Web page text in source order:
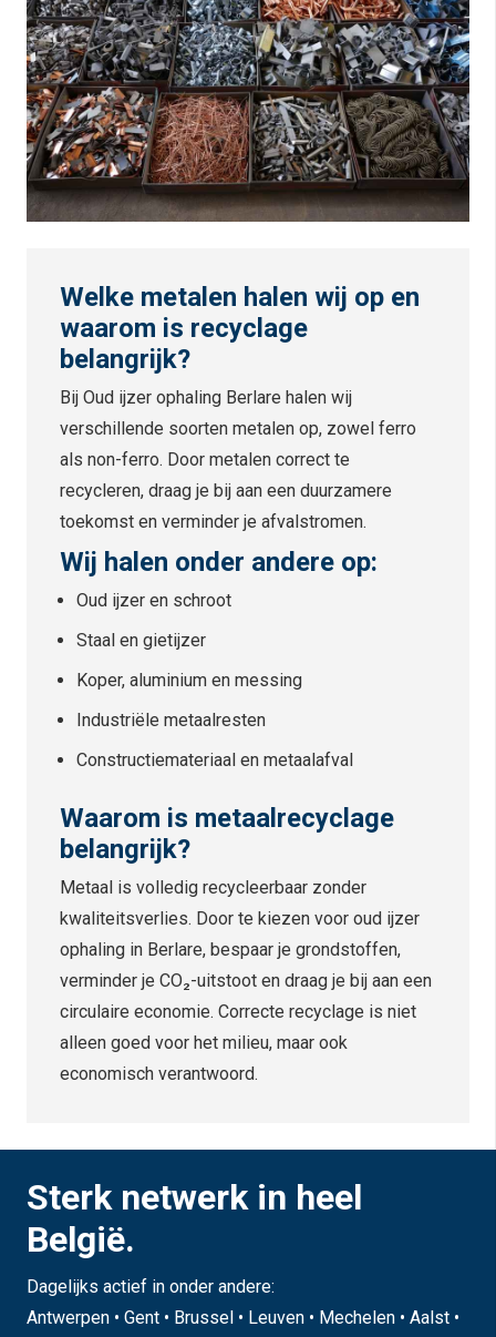
Welke metalen halen wij op en
waarom is recyclage
belangrijk?
Bij Oud ijzer ophaling Berlare halen wij
verschillende soorten metalen op, zowel ferro
als non-ferro. Door metalen correct te
recycleren, draag je bij aan een duurzamere
toekomst en verminder je afvalstromen.
Wij halen onder andere op:
Oud ijzer en schroot
Staal en gietijzer
Koper, aluminium en messing
Industriële metaalresten
Constructiemateriaal en metaalafval
Waarom is metaalrecyclage
belangrijk?
Metaal is volledig recycleerbaar zonder
kwaliteitsverlies. Door te kiezen voor oud ijzer
ophaling in Berlare, bespaar je grondstoffen,
verminder je CO₂-uitstoot en draag je bij aan een
circulaire economie. Correcte recyclage is niet
alleen goed voor het milieu, maar ook
economisch verantwoord.
Sterk netwerk in heel
België.
Dagelijks actief in onder andere:
Antwerpen • Gent • Brussel • Leuven • Mechelen • Aalst •